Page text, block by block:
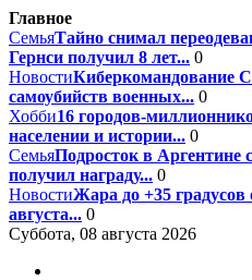
Главное
СемьяТайно снимал
Гернси получил 8 лет... 0
НовостиКиберкомандование
самоубийств военных... 0
Хобби16 городов-
населении и истории... 0
СемьяПодросток в Аргентине
получил награду... 0
НовостиЖара до +35
августа... 0
Суббота, 08 августа 2026